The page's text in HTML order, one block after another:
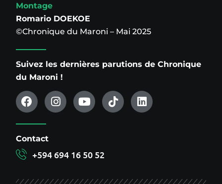
Montage
Romario DOEKOE
©Chronique du Maroni – Mai 2025
Suivez les dernières parutions de Chronique
du Maroni !
Contact
+594 694 16 50 52